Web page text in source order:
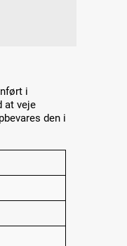
i
at veje
den i